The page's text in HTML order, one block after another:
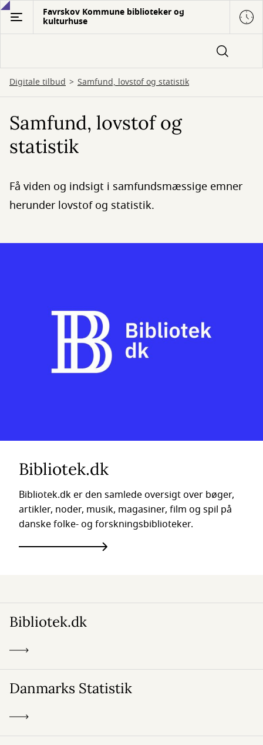
Gå
hovedindhold
Favrskov Kommune biblioteker og
kulturhuse
Digitale tilbud Samfund, lovstof og statistik
Samfund, lovstof og
statistik
Få viden og indsigt i samfundsmæssige emner
herunder lovstof og statistik.
Bibliotek.dk
Bibliotek.dk er den samlede oversigt over bøger,
artikler, noder, musik, magasiner, film og spil på
danske folke- og forskningsbiblioteker.
Bibliotek.dk
Danmarks Statistik